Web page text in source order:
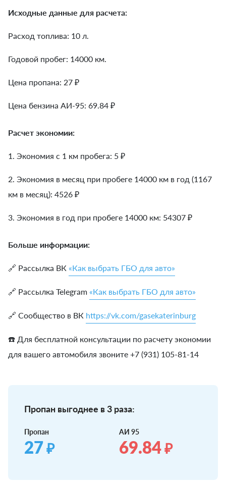
Исходные данные для расчета:
Расход топлива: 10 л.
Годовой пробег: 14000 км.
Цена пропана: 27 ₽
Цена бензина АИ-95: 69.84 ₽
Расчет экономии:
1. Экономия с 1 км пробега: 5 ₽
2. Экономия в месяц при пробеге 14000 км в год (1167
км в месяц): 4526 ₽
3. Экономия в год при пробеге 14000 км: 54307 ₽
Больше информации:
🔗 Рассылка ВК «Как выбрать ГБО для авто»
🔗 Рассылка Telegram «Как выбрать ГБО для авто»
🔗 Сообщество в ВК https://vk.com/gasekaterinburg
☎️ Для бесплатной консультации по расчету экономии
для вашего автомобиля звоните +7 (931) 105-81-14
Пропан выгоднее в 3 раза:
Пропан
27₽
АИ 95
69.84₽